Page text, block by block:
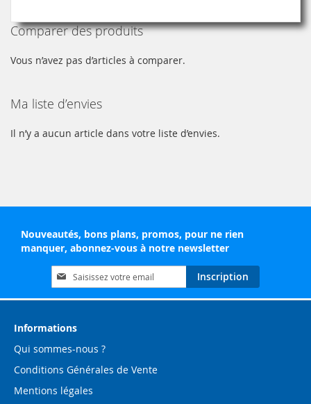
Comparer des produits
Vous n’avez pas d’articles à comparer.
Ma liste d’envies
Il n’y a aucun article dans votre liste d’envies.
Nouveautés, bons plans, promos, pour ne rien
manquer, abonnez-vous à notre newsletter
Inscription
à
notre
d’information
Inscription
Informations
Qui sommes-nous ?
Conditions Générales de Vente
Mentions légales